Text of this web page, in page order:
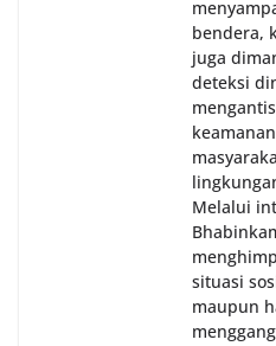
bendera,
juga
deteksi
Melalui
situasi
maupun